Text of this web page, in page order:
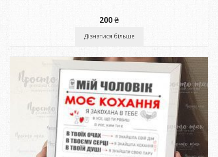
200₴
Дізнатися більше